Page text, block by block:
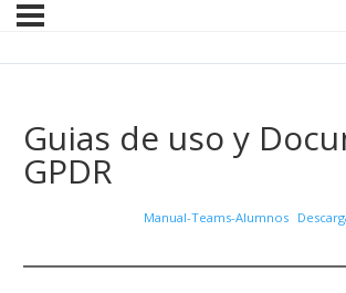
Guias de uso y
GPDR
Manual-Teams-Alumnos